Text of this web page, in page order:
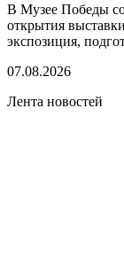
В Музее Победы
открытия
экспозиция,
07.08.2026
Лента новостей